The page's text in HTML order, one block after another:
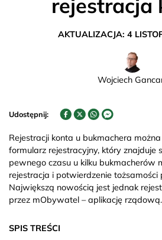
rejestracja
AKTUALIZACJA: 4
Wojciech
Udostępnij:
Rejestracji konta u bukmachera
formularz rejestracyjny, który znajduje
pewnego czasu u kilku bukmacherów
rejestracja i potwierdzenie tożsamości
Największą nowością jest jednak
przez mObywatel – aplikację rządową.
SPIS TREŚCI